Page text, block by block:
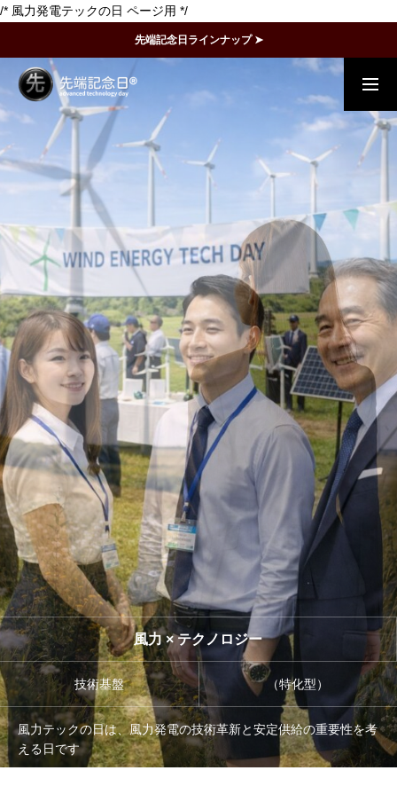
/* 風力発電テックの日 ページ用 */
先端記念日ラインナップ ➤
概要
動画で理解
記念日一覧
メディア掲載
運営団体
管理団体
協議会
風力 × テクノロジー
技術基盤 （特化型）
風力テックの日は、風力発電の技術革新と安定供給の重要性を考
える日です